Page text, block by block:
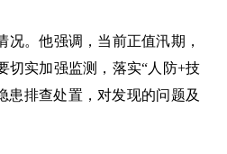
。他强调，当前正值汛期，
切实加强监测，落实“人防+技
患排查处置，对发现的问题及